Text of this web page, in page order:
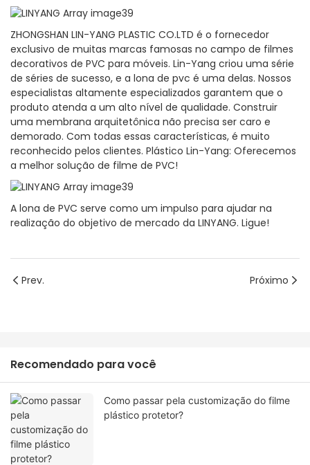
ZHONGSHAN LIN-YANG PLASTIC CO.LTD é o fornecedor
exclusivo de muitas marcas famosas no campo de filmes
decorativos de PVC para móveis. Lin-Yang criou uma série
de séries de sucesso, e a lona de pvc é uma delas. Nossos
especialistas altamente especializados garantem que o
produto atenda a um alto nível de qualidade. Construir
uma membrana arquitetônica não precisa ser caro e
demorado. Com todas essas características, é muito
reconhecido pelos clientes. Plástico Lin-Yang: Oferecemos
a melhor solução de filme de PVC!
A lona de PVC serve como um impulso para ajudar na
realização do objetivo de mercado da LINYANG. Ligue!
Prev. Próximo
Recomendado para você
Como passar pela customização do filme
plástico protetor?